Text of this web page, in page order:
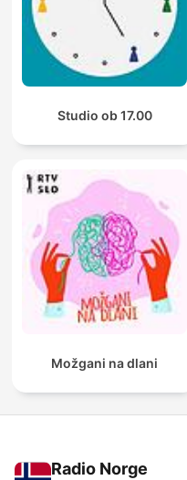
Studio ob 17.00
Možgani na dlani
Radio Norge